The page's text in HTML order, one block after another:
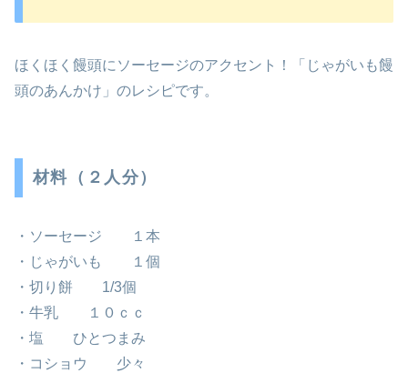
ほくほく饅頭にソーセージのアクセント！「じゃがいも饅
頭のあんかけ」のレシピです。
材料（２人分）
・ソーセージ １本
・じゃがいも １個
・切り餅 1/3個
・牛乳 １０ｃｃ
・塩 ひとつまみ
・コショウ 少々